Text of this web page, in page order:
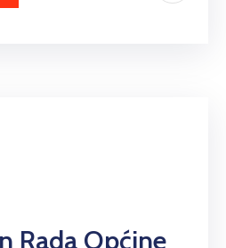
Rada Općine